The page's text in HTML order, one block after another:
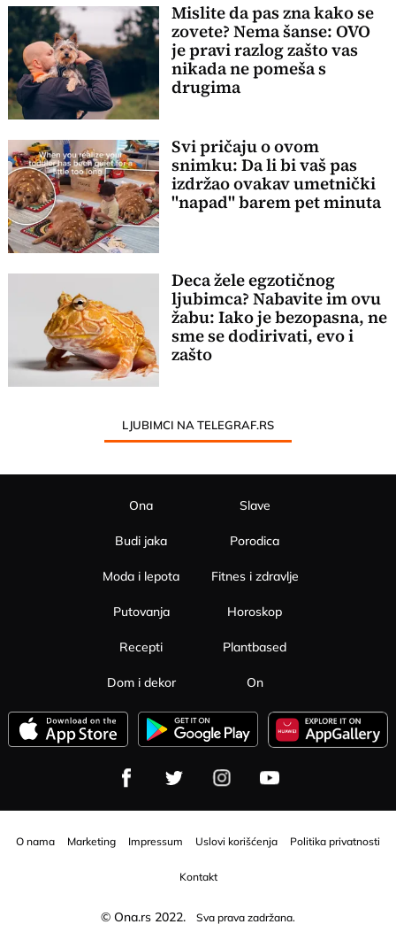
Mislite da pas zna kako se
zovete? Nema šanse: OVO
je pravi razlog zašto vas
nikada ne pomeša s
drugima
Svi pričaju o ovom
snimku: Da li bi vaš pas
izdržao ovakav umetnički
"napad" barem pet minuta
Deca žele egzotičnog
ljubimca? Nabavite im ovu
žabu: Iako je bezopasna, ne
sme se dodirivati, evo i
zašto
LJUBIMCI NA TELEGRAF.RS
Ona
Budi jaka
Moda i lepota
Slave
Porodica
Fitnes i zdravlje
Putovanja
Recepti
Dom i dekor
Horoskop
Plantbased
On
O nama Marketing Impressum Uslovi korišćenja Politika privatnosti
Kontakt
© Ona.rs 2022. Sva prava zadržana.